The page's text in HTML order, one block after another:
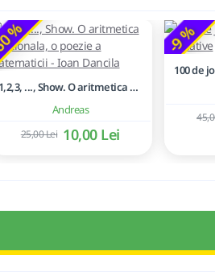
%
Andreas
1,2,3, ..., Show. O aritmetica emotionala, o poezie a matematicii - Ioan Dancila
10,00 Lei
25,00 Lei
-9 %